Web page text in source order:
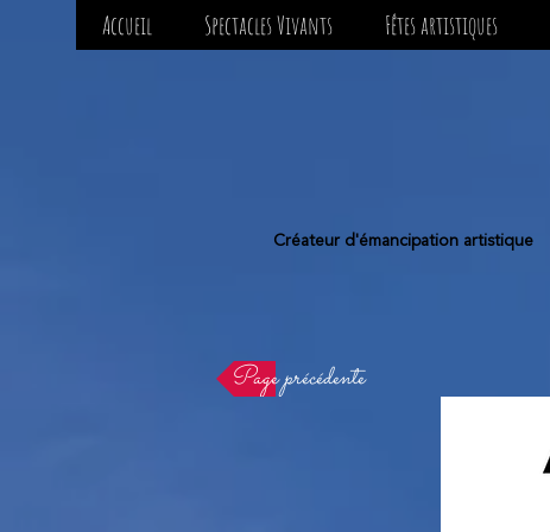
Accueil Spectacles Vivants Fêtes artistiques
Créateur d'émancipation artistique
Page précédente